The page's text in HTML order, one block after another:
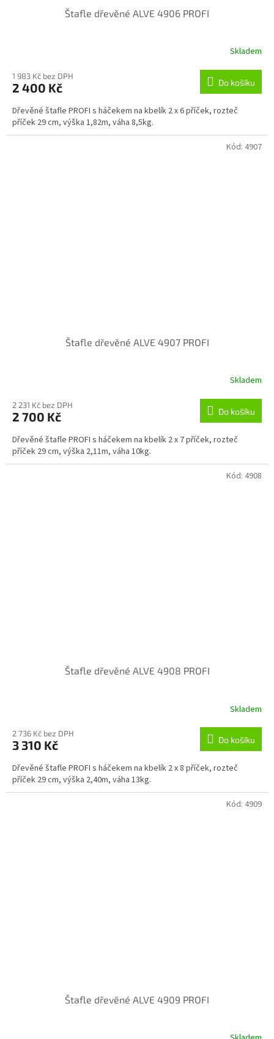
Štafle dřevěné ALVE 4906 PROFI
Skladem
1 983 Kč bez DPH
2 400 Kč Do košíku
Dřevěné štafle PROFI s háčekem na kbelík 2 x 6 příček, rozteč
příček 29 cm, výška 1,82m, váha 8,5kg.
Štafle dřevěné ALVE 4907 PROFI
Skladem
2 231 Kč bez DPH
2 700 Kč Do košíku
Dřevěné štafle PROFI s háčekem na kbelík 2 x 7 příček, rozteč
příček 29 cm, výška 2,11m, váha 10kg.
Kód: 4907
Štafle dřevěné ALVE 4908 PROFI
Skladem
2 736 Kč bez DPH
3 310 Kč Do košíku
Dřevěné štafle PROFI s háčekem na kbelík 2 x 8 příček, rozteč
příček 29 cm, výška 2,40m, váha 13kg.
Kód: 4908
Štafle dřevěné ALVE 4909 PROFI
Kód: 4909